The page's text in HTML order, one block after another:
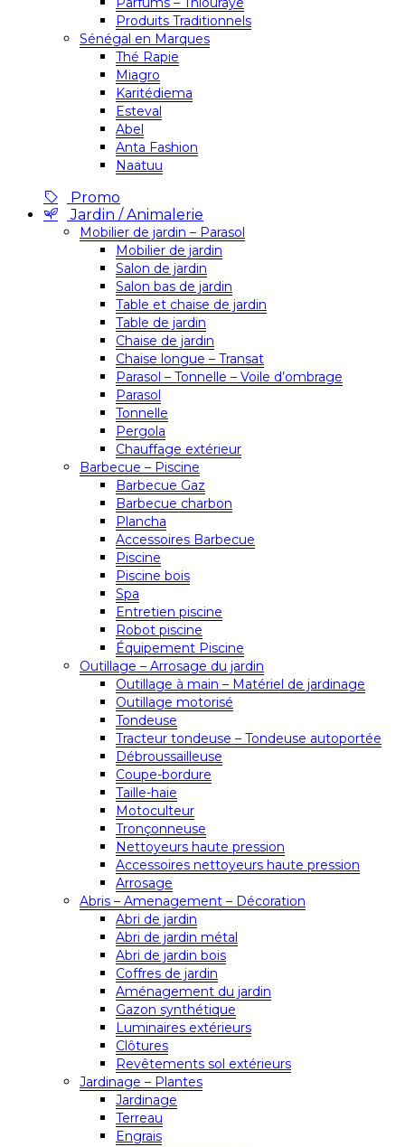
Produits Traditionnels
Sénégal en Marques
Thé Rapie
Miagro
Karitédiema
Esteval
Abel
Anta Fashion
Naatuu
Promo
Jardin / Animalerie
Mobilier de jardin – Parasol
Mobilier de jardin
Salon de jardin
Salon bas de jardin
Table et chaise de jardin
Table de jardin
Chaise de jardin
Chaise longue – Transat
Parasol – Tonnelle – Voile d’ombrage
Parasol
Tonnelle
Pergola
Chauffage extérieur
Barbecue – Piscine
Barbecue Gaz
Barbecue charbon
Plancha
Accessoires Barbecue
Piscine
Piscine bois
Spa
Entretien piscine
Robot piscine
Équipement Piscine
Outillage – Arrosage du jardin
Outillage à main – Matériel de jardinage
Outillage motorisé
Tondeuse
Tracteur tondeuse – Tondeuse autoportée
Débroussailleuse
Coupe-bordure
Taille-haie
Motoculteur
Tronçonneuse
Nettoyeurs haute pression
Accessoires nettoyeurs haute pression
Arrosage
Abris – Amenagement – Décoration
Abri de jardin
Abri de jardin métal
Abri de jardin bois
Coffres de jardin
Aménagement du jardin
Gazon synthétique
Luminaires extérieurs
Clôtures
Revêtements sol extérieurs
Jardinage – Plantes
Jardinage
Terreau
Engrais